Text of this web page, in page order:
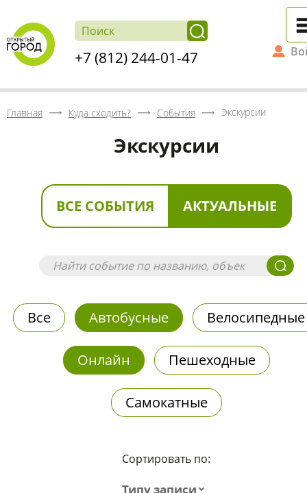
+7 (812) 244-01-47
Главная Куда сходить? События Экскурсии
Экскурсии
ВСЕ СОБЫТИЯ АКТУАЛЬНЫЕ
Все Автобусные Велосипедные
Онлайн Пешеходные
Самокатные
Сортировать по:
Типу записи